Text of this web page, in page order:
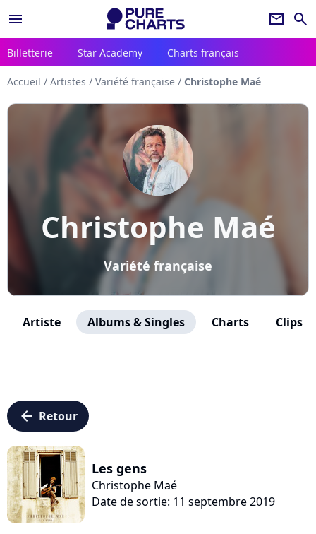
menu newsletter search
Billetterie Star Academy Charts français
Accueil / Artistes / Variété française / Christophe Maé
Christophe Maé
Variété française
Artiste Albums & Singles Charts Clips
arrow_left Retour
Les gens
Christophe Maé
Date de sortie: 11 septembre 2019